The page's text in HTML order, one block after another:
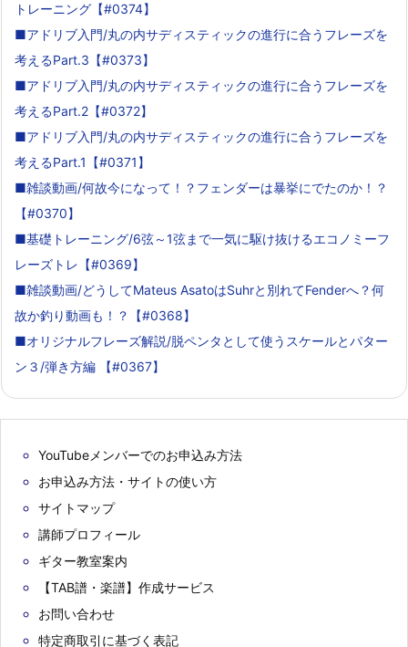
トレーニング【#0374】
■アドリブ入門/丸の内サディスティックの進行に合うフレーズを
考えるPart.3【#0373】
■アドリブ入門/丸の内サディスティックの進行に合うフレーズを
考えるPart.2【#0372】
■アドリブ入門/丸の内サディスティックの進行に合うフレーズを
考えるPart.1【#0371】
■雑談動画/何故今になって！？フェンダーは暴挙にでたのか！？
【#0370】
■基礎トレーニング/6弦～1弦まで一気に駆け抜けるエコノミーフ
レーズトレ【#0369】
■雑談動画/どうしてMateus AsatoはSuhrと別れてFenderへ？何
故か釣り動画も！？【#0368】
■オリジナルフレーズ解説/脱ペンタとして使うスケールとパター
ン３/弾き方編 【#0367】
YouTubeメンバーでのお申込み方法
お申込み方法・サイトの使い方
サイトマップ
講師プロフィール
ギター教室案内
【TAB譜・楽譜】作成サービス
お問い合わせ
特定商取引に基づく表記